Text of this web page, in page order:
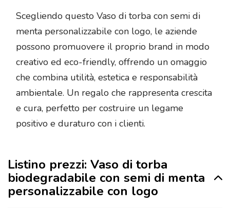
Scegliendo questo Vaso di torba con semi di
menta personalizzabile con logo, le aziende
possono promuovere il proprio brand in modo
creativo ed eco-friendly, offrendo un omaggio
che combina utilità, estetica e responsabilità
ambientale. Un regalo che rappresenta crescita
e cura, perfetto per costruire un legame
positivo e duraturo con i clienti.
Listino prezzi: Vaso di torba
biodegradabile con semi di menta
personalizzabile con logo